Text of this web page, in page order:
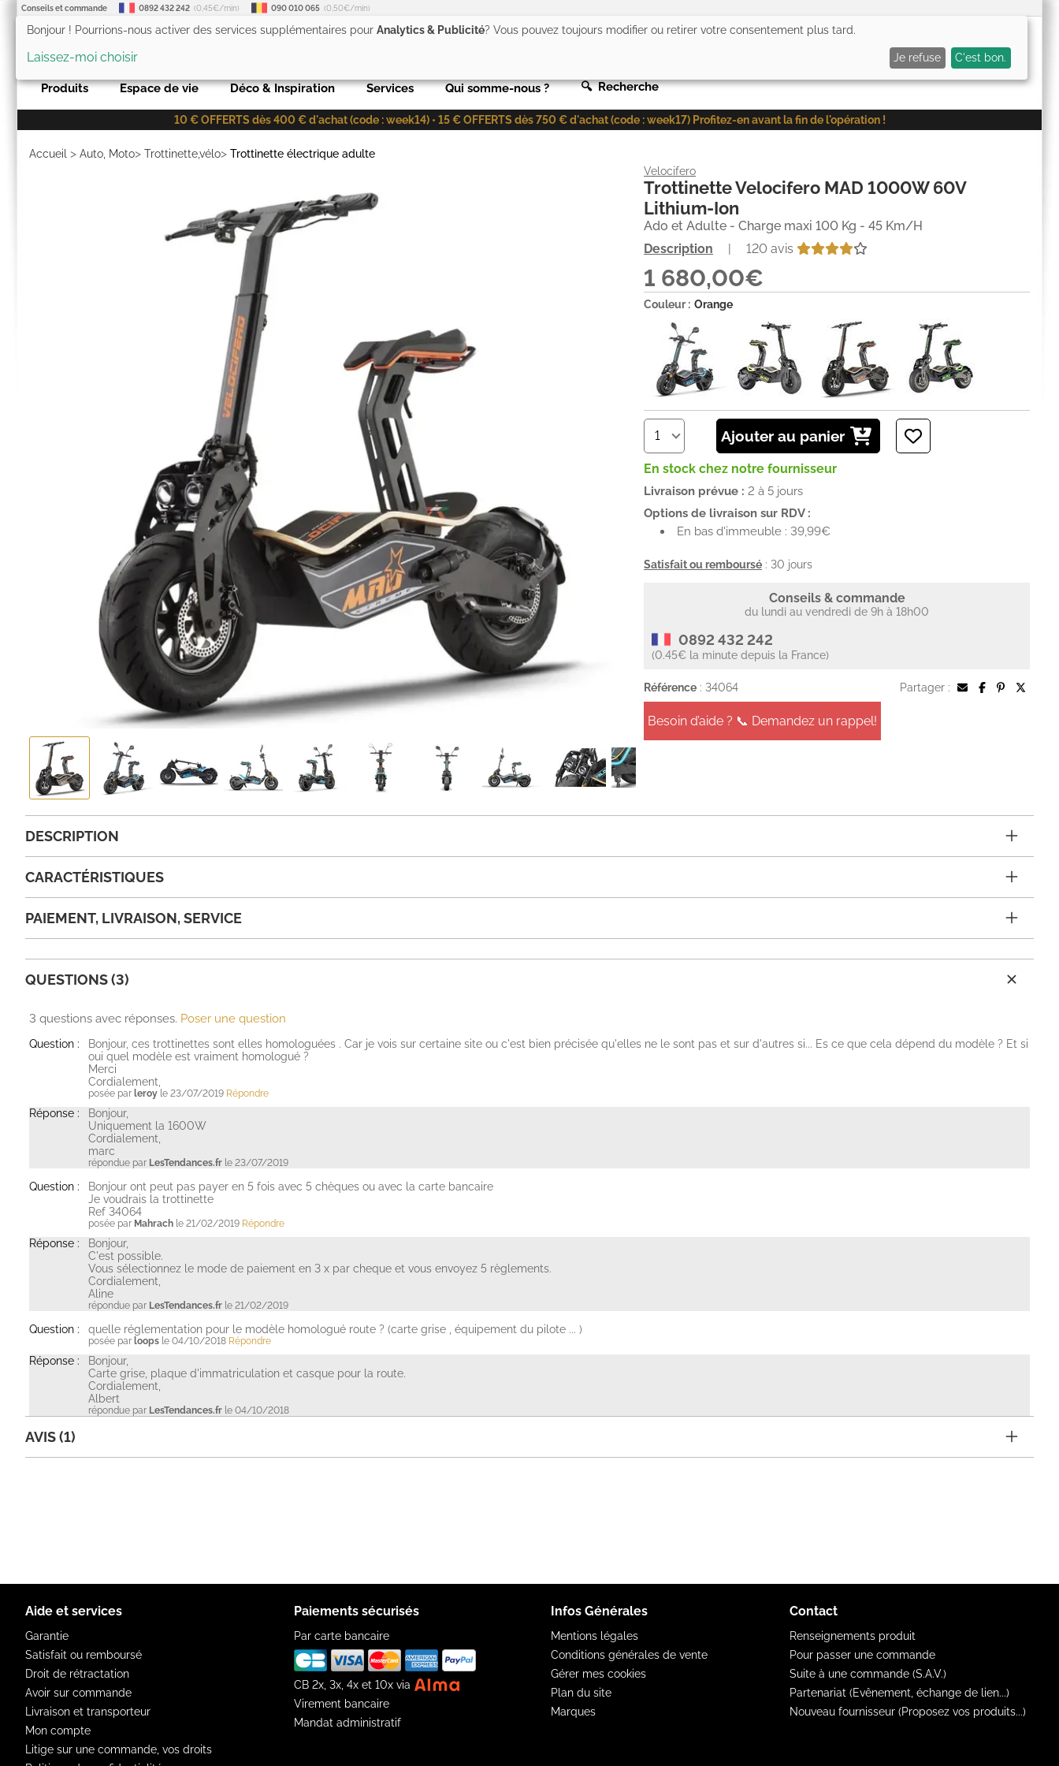
Conseils et commande 0892 432 242 (0,45€/min) 090 010 065 (0,50€/min)
0) Mon panier (0
Produits Espace de vie Déco & Inspiration Services Qui somme-nous ? 🔍 Recherche
10 € OFFERTS dès 400 € d'achat (code : week14) • 15 € OFFERTS dès 750 € d'achat (code : week17) Profitez-en avant la fin de l'opération !
Accueil > Auto, Moto> Trottinette,vélo> Trottinette électrique adulte
Velocifero
Trottinette Velocifero MAD 1000W 60V
Lithium-Ion
Ado et Adulte - Charge maxi 100 Kg - 45 Km/H
Description
| 120 avis
1 680,00€
Couleur : Orange
Ajouter au panier
En stock chez notre fournisseur
Livraison prévue : 2 à 5 jours
Options de livraison sur RDV :
En bas d'immeuble : 39,99€
Satisfait ou remboursé : 30 jours
Conseils & commande
du lundi au vendredi de 9h à 18h00
0892 432 242
(0.45€ la minute depuis la France)
Référence : 34064 Partager :
Besoin d’aide ? 📞 Demandez un rappel!
DESCRIPTION
CARACTÉRISTIQUES
PAIEMENT, LIVRAISON, SERVICE
QUESTIONS (3)
3 questions avec réponses. Poser une question
Question :
Bonjour, ces trottinettes sont elles homologuées . Car je vois sur certaine site ou c'est bien précisée qu'elles ne le sont pas et sur d'autres si... Es ce que cela dépend du modèle ? Et si
oui quel modèle est vraiment homologué ?
Merci
Cordialement,
posée par leroy le 23/07/2019 Répondre
Réponse :
Bonjour,
Uniquement la 1600W
Cordialement,
marc
répondue par LesTendances.fr le 23/07/2019
Question :
Bonjour ont peut pas payer en 5 fois avec 5 chèques ou avec la carte bancaire
Je voudrais la trottinette
Ref 34064
posée par Mahrach le 21/02/2019 Répondre
Réponse :
Bonjour,
C'est possible.
Vous sélectionnez le mode de paiement en 3 x par cheque et vous envoyez 5 règlements.
Cordialement,
Aline
répondue par LesTendances.fr le 21/02/2019
Question : quelle réglementation pour le modèle homologué route ? (carte grise , équipement du pilote ... )
posée par loops le 04/10/2018 Répondre
Réponse :
Bonjour,
Carte grise, plaque d'immatriculation et casque pour la route.
Cordialement,
Albert
répondue par LesTendances.fr le 04/10/2018
AVIS (1)
Aide et services
Garantie
Satisfait ou remboursé
Droit de rétractation
Avoir sur commande
Livraison et transporteur
Mon compte
Litige sur une commande, vos droits
Paiements sécurisés
Par carte bancaire
CB 2x, 3x, 4x et 10x via
Virement bancaire
Mandat administratif
Infos Générales
Mentions légales
Conditions générales de vente
Gérer mes cookies
Plan du site
Marques
Contact
Renseignements produit
Pour passer une commande
Suite à une commande (S.A.V.)
Partenariat (Evênement, échange de lien...)
Nouveau fournisseur (Proposez vos produits...)
Bonjour ! Pourrions-nous activer des services supplémentaires pour Analytics & Publicité? Vous pouvez toujours modifier ou retirer votre consentement plus tard.
Laissez-moi choisir Je refuse C'est bon.